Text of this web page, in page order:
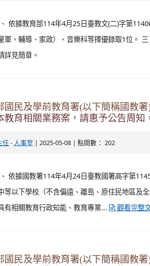
依據教育部114年4月25日臺教文(二)字第
軍、輔導、家政）、音樂科等擇優錄取1位。
詳見簡章。
國民及學前教育署(以下簡稱國教
教育相關業務案，請惠予公告周知
任- 人事室 | 2025-05-08 | 點閱數： 202
依據國教署114年4月24日臺教國署高字第
等以下學校（不含偏遠、離島、原住民地區及
有相關教育行政知能、教育專業...
觀看完整
國民及學前教育署(以下簡稱國教